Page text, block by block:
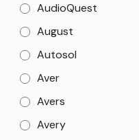
AudioQuest
August
Autosol
Aver
Avers
Avery